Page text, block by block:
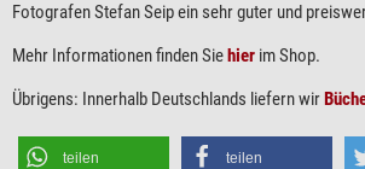
Fotografen Stefan Seip ein sehr guter und
Mehr Informationen finden Siehier im Shop.
Übrigens: Innerhalb Deutschlands liefern wir
teilen teilen